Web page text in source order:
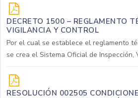
DECRETO 1500 – REGLAMENTO
VIGILANCIA Y CONTROL
Por el cual se establece el reglamento
se crea el Sistema Oficial de Inspección,
RESOLUCIÓN 002505